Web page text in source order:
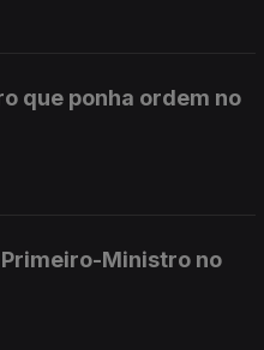
que ponha ordem no
Primeiro-Ministro no